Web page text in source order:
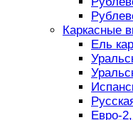
Каркасные
Ель
Евро-